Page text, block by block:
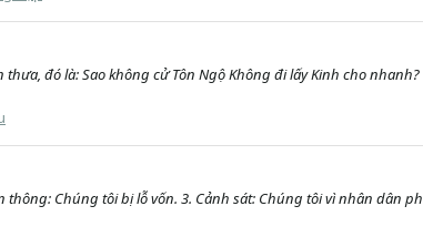
đó là: Sao không cử Tôn Ngộ Không đi lấy Kinh cho
Chúng tôi bị lỗ vốn. 3. Cảnh sát: Chúng tôi vì nhân dân